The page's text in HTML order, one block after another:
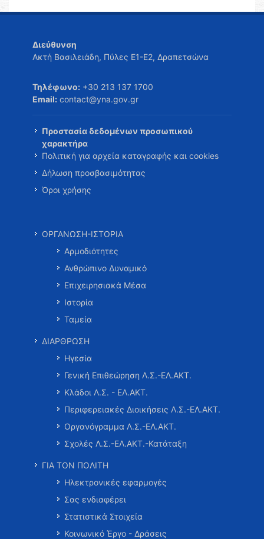
Διεύθυνση
Ακτή Βασιλειάδη, Πύλες Ε1-Ε2, Δραπετσώνα
Τηλέφωνο: +30 213 137 1700
Email: contact@yna.gov.gr
Προστασία δεδομένων προσωπικού
χαρακτήρα
Πολιτική για αρχεία καταγραφής και cookies
Δήλωση προσβασιμότητας
Όροι χρήσης
ΟΡΓΑΝΩΣΗ-ΙΣΤΟΡΙΑ
Αρμοδιότητες
Ανθρώπινο Δυναμικό
Επιχειρησιακά Μέσα
Ιστορία
Ταμεία
ΔΙΑΡΘΡΩΣΗ
Ηγεσία
Γενική Επιθεώρηση Λ.Σ.-ΕΛ.ΑΚΤ.
Κλάδοι Λ.Σ. - ΕΛ.ΑΚΤ.
Περιφερειακές Διοικήσεις Λ.Σ.-ΕΛ.ΑΚΤ.
Οργανόγραμμα Λ.Σ.-ΕΛ.ΑΚΤ.
Σχολές Λ.Σ.-ΕΛ.ΑΚΤ.-Κατάταξη
ΓΙΑ ΤΟΝ ΠΟΛΙΤΗ
Ηλεκτρονικές εφαρμογές
Σας ενδιαφέρει
Στατιστικά Στοιχεία
Κοινωνικό Έργο - Δράσεις